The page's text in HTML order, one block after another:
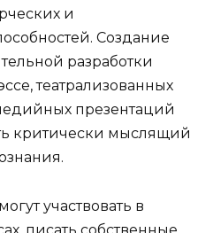
и
Создание
разработки
театрализованных
презентаций
критически мыслящий
участвовать в
писать собственные